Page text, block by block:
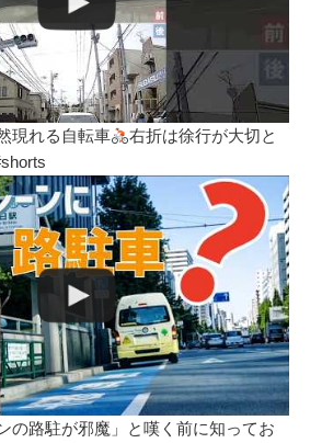
現れる自転車
右折は徐行が大切と
の路駐が邪魔」と嘆く前に知ってお